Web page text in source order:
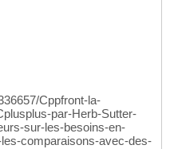
Cppfront-la-
par-Herb-Sutter-
sur-les-besoins-en-
comparaisons-avec-des-